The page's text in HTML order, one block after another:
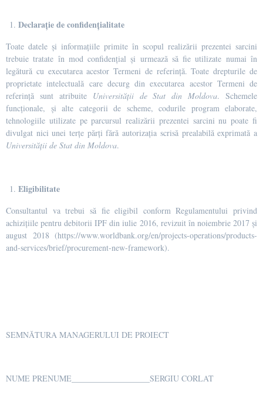
Declarație de confidențialitate
Toate datele și informațiile primite în scopul realizării prezentei sarcini
trebuie tratate în mod confidențial și urmează să fie utilizate numai în
legătură cu executarea acestor Termeni de referință. Toate drepturile de
proprietate intelectuală care decurg din executarea acestor Termeni de
referință sunt atribuite Universității de Stat din Moldova. Schemele
funcționale, și alte categorii de scheme, codurile program elaborate,
tehnologiile utilizate pe parcursul realizării prezentei sarcini nu poate fi
divulgat nici unei terțe părți fără autorizația scrisă prealabilă exprimată a
Universității de Stat din Moldova.
Eligibilitate
Consultantul va trebui să fie eligibil conform Regulamentului privind
achizițiile pentru debitorii IPF din iulie 2016, revizuit în noiembrie 2017 și
august 2018 (https://www.worldbank.org/en/projects-operations/products-
and-services/brief/procurement-new-framework).
SEMNĂTURA MANAGERULUI DE PROIECT
NUME PRENUME___________________SERGIU CORLAT